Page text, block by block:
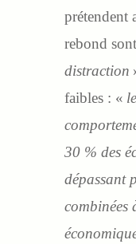
prétendent
rebond
distraction
faibles : «
30 % des
dépassant
combinées